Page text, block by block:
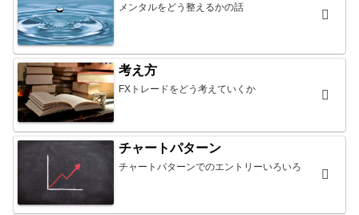
メンタルをどう整えるかの話
考え方
FXトレードをどう考えていくか
チャートパターン
チャートパターンでのエントリーいろいろ